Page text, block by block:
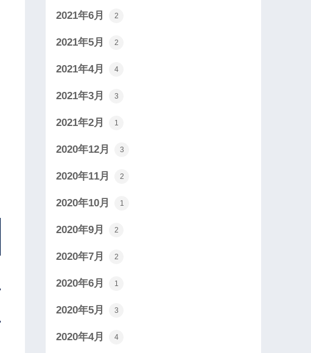
2021年6月 2
2021年5月 2
2021年4月 4
2021年3月 3
2021年2月 1
2020年12月 3
2020年11月 2
2020年10月 1
2020年9月 2
2020年7月 2
2020年6月 1
2020年5月 3
2020年4月 4